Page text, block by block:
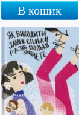
В кошик